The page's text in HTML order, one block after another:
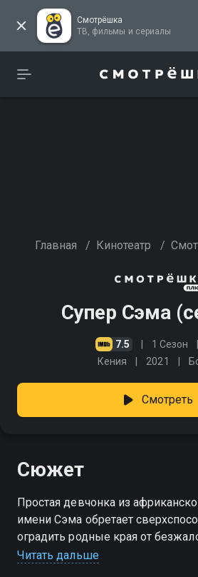
Смотрёшка
ТВ, фильмы и сериалы
Главная / Кинотеатр /
Супер Сэма
7.5 1 Сезон
Кения 2021
Смотреть
Сюжет
Простая девчонка из
имени Сэма обретает
оградить родные края от
его механической армии. Смотри
Читать дальше